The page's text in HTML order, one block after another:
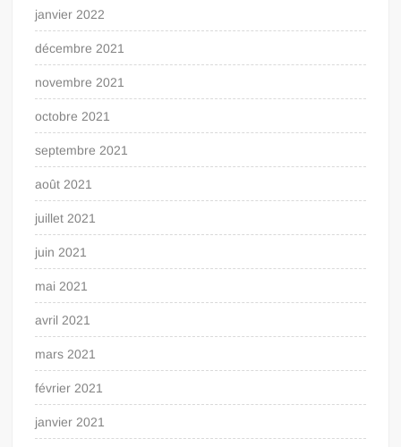
janvier 2022
décembre 2021
novembre 2021
octobre 2021
septembre 2021
août 2021
juillet 2021
juin 2021
mai 2021
avril 2021
mars 2021
février 2021
janvier 2021